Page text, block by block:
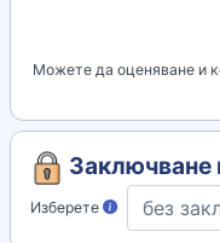
Можете да оценяване и
Заключване
Изберете